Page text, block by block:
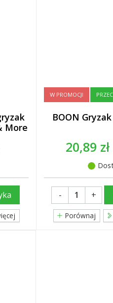
More
W PROMOCJI
BOON
20,89 zł
- +
Porównaj